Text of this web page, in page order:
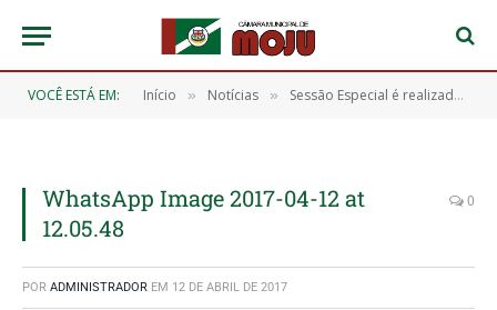
VOCÊ ESTÁ EM: Início » Notícias » Sessão Especial é realizada para homenagear os 30 anos do Martírio de Virgílio Serrão Secramento
WhatsApp Image 2017-04-12 at
12.05.48
0
POR ADMINISTRADOR EM 12 DE ABRIL DE 2017